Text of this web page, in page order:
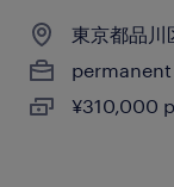
東京都品川
permanent
¥310,000